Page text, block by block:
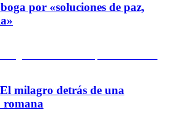
por «soluciones de paz,
milagro detrás de una
romana